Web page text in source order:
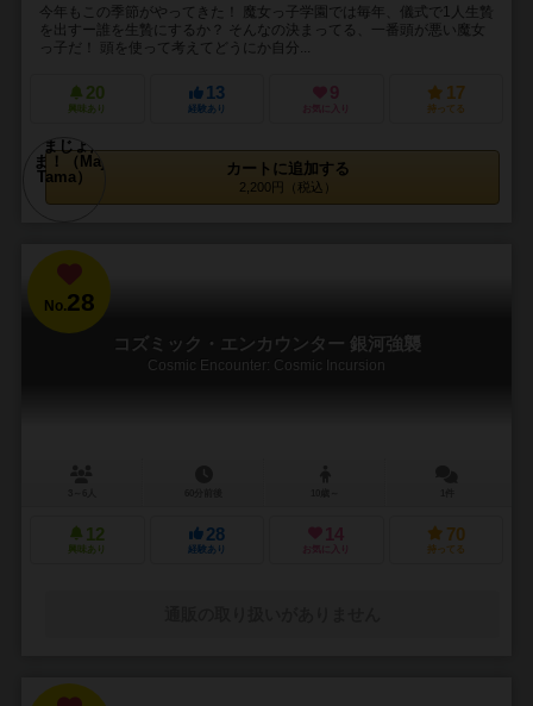
今年もこの季節がやってきた！ 魔女っ子学園では毎年、儀式で1人生贄
を出すー誰を生贄にするか？ そんなの決まってる、一番頭が悪い魔女
っ子だ！ 頭を使って考えてどうにか自分...
20
興味あり
13
経験あり
9
お気に入り
17
持ってる
カートに追加する
2,200円（税込）
No.28
コズミック・エンカウンター 銀河強襲
Cosmic Encounter: Cosmic Incursion
12
興味あり
28
経験あり
14
お気に入り
70
持ってる